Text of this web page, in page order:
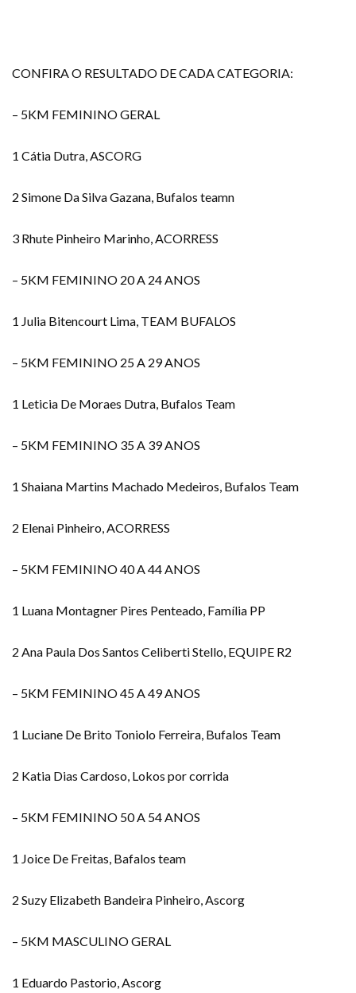
CONFIRA O RESULTADO DE CADA CATEGORIA:
– 5KM FEMININO GERAL
1 Cátia Dutra, ASCORG
2 Simone Da Silva Gazana, Bufalos teamn
3 Rhute Pinheiro Marinho, ACORRESS
– 5KM FEMININO 20 A 24 ANOS
1 Julia Bitencourt Lima, TEAM BUFALOS
– 5KM FEMININO 25 A 29 ANOS
1 Leticia De Moraes Dutra, Bufalos Team
– 5KM FEMININO 35 A 39 ANOS
1 Shaiana Martins Machado Medeiros, Bufalos Team
2 Elenai Pinheiro, ACORRESS
– 5KM FEMININO 40 A 44 ANOS
1 Luana Montagner Pires Penteado, Família PP
2 Ana Paula Dos Santos Celiberti Stello, EQUIPE R2
– 5KM FEMININO 45 A 49 ANOS
1 Luciane De Brito Toniolo Ferreira, Bufalos Team
2 Katia Dias Cardoso, Lokos por corrida
– 5KM FEMININO 50 A 54 ANOS
1 Joice De Freitas, Bafalos team
2 Suzy Elizabeth Bandeira Pinheiro, Ascorg
– 5KM MASCULINO GERAL
1 Eduardo Pastorio, Ascorg